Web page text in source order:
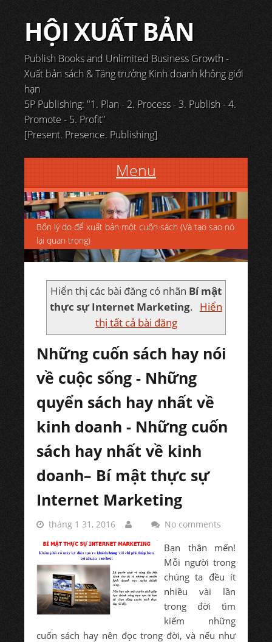
HỘI XUẤT BẢN
Publish Books and Unlimited Business Growth -
Xuất bản sách & Tăng trưởng Kinh doanh không giới
hạn
5P Publishing: "1. Plan - 2. Process - 3. Publish - 4.
Promote - 5. Profit"
[Present. Presence. Publishing]
Menu
Skip to content
Bốn lý do để xuất bản một cuốn sách (Và tạo sao nó
lại quan trọng)
Hiển thị các bài đăng có nhãn Bí mật
thực sự Internet Marketing. Hiển
thị tất cả bài đăng
Những cuốn sách hay nói
về cuộc sống - Những
quyển sách hay nhất về
kinh doanh - Những cuốn
sách hay nhất về kinh
doanh– Bí mật thực sự
Internet Marketing
tháng 1 31, 2016 No comments
Bạn thân mến!
Mỗi người trong
chúng ta đều ít
nhiều vài lần
trong đời tìm
kiếm những
cuốn sách hay nên đọc trong đời, và nếu như